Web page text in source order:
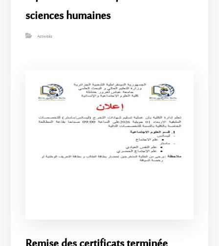
sciences humaines
Activités